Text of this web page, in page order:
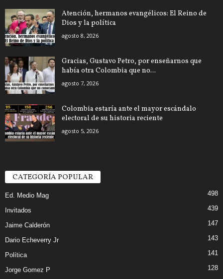
Atención, hermanos evangélicos: El Reino de
Dios y la política
agosto 8, 2026
Gracias, Gustavo Petro, por enseñarnos que
había otra Colombia que no...
agosto 7, 2026
Colombia estaría ante el mayor escándalo
electoral de su historia reciente
agosto 5, 2026
CATEGORÍA POPULAR
Ed. Medio Mag 498
Invitados 439
Jaime Calderón 147
Dario Echeverry Jr 143
Política 141
Jorge Gomez P 128